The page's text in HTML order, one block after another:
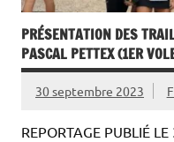
PRÉSENTATION DES
PASCAL PETTEX (1ER
30 septembre 2023
REPORTAGE PUBLIÉ